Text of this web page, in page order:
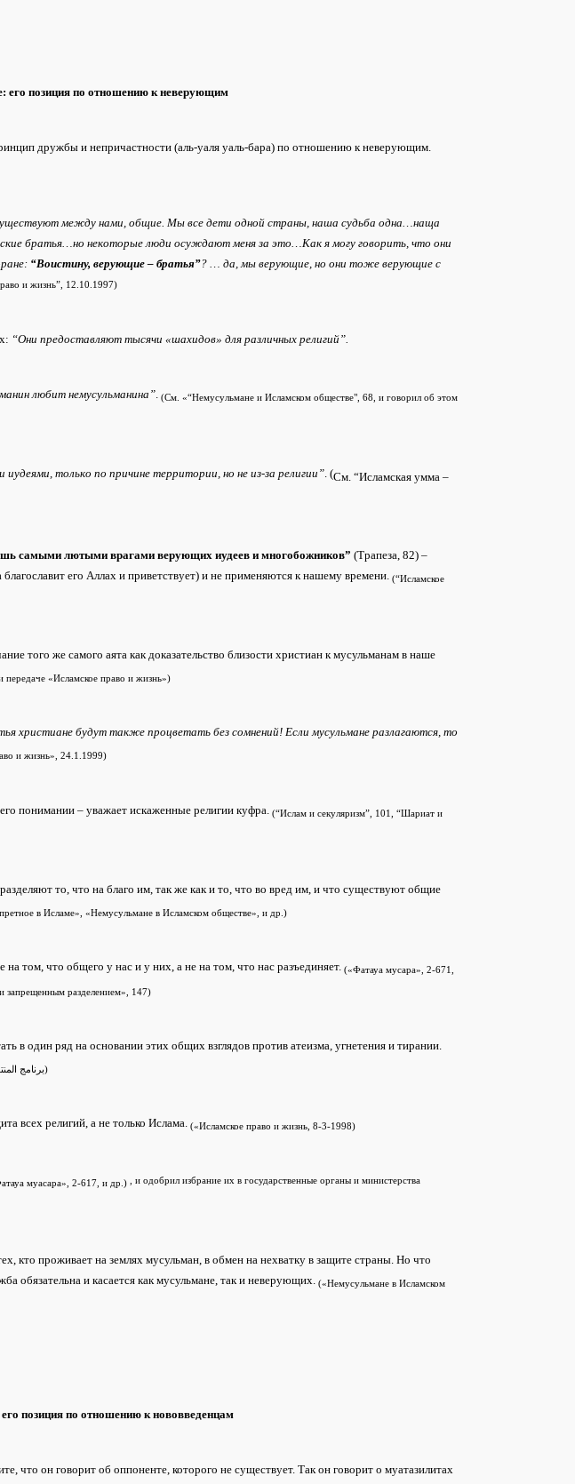
его позиция по отношению к неверующим
дружбы и непричастности (аль-уаля уаль-бара) по отношению к неверующим.
между нами, общие. Мы все дети одной страны, наша судьба одна…наща
братья…но некоторые люди осуждают меня за это…Как я могу говорить, что они
“Воистину, верующие – братья”? … да, мы верующие, но они тоже верующие с
и жизнь”, 12.10.1997)
“Они предоставляют тысячи «шахидов» для различных религий”.
любит немусульманина” (См. «“Немусульмане и Исламском обществе", 68, и говорил об этом
только по причине территории, но не из-за религии” . (См. “Исламская умма –
самыми лютыми врагами верующих иудеев и многобожников” (Трапеза, 82) –
его Аллах и приветствует) и не применяются к нашему времени. (“Исламское
того же самого аята как доказательство близости христиан к мусульманам в наше
передаче «Исламское право и жизнь»)
христиане будут также процветать без сомнений! Если мусульмане разлагаются, то
и жизнь», 24.1.1999)
понимании – уважает искаженные религии куфра. (“Ислам и секуляризм”, 101, “Шариат и
то, что на благо им, так же как и то, что во вред им, и что существуют общие
в Исламе», «Немусульмане в Исламском обществе», и др.)
том, что общего у нас и у них, а не на том, что нас разъединяет. («Фатауа мусара», 2-671,
запрещенным разделением», 147)
в один ряд на основании этих общих взглядов против атеизма, угнетения и тирании.
برنامجمستقبل الأمة بين التفاؤل والتشاؤم، بتاريخ 7/3/98)
всех религий, а не только Ислама. («Исламское право и жизнь, 8-3-1998)
муасара», 2-617, и др.) , и одобрил избрание их в государственные органы и министерства
кто проживает на землях мусульман, в обмен на нехватку в защите страны. Но что
обязательна и касается как мусульмане, так и неверующих.
(«Немусульмане в Исламском
позиция по отношению к нововведенцам
что он говорит об оппоненте, которого не существует. Так он говорит о муатазилитах